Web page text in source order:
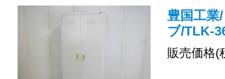
豊国工業
ブ/TLK-
販売価格(